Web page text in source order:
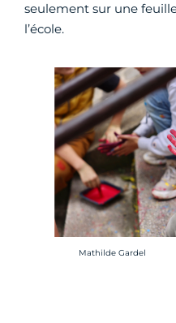
seulement sur une
l’école.
Crédit photo :
Mathilde Gardel